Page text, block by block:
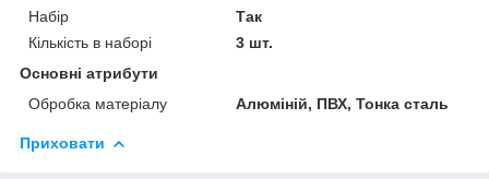
Набір
Так
Кількість в наборі
3 шт.
Основні атрибути
Обробка матеріалу
Алюміній, ПВХ, Тонка сталь
Приховати